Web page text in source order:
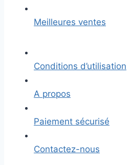
Meilleures ventes
Conditions d’utilisation
A propos
Paiement sécurisé
Contactez-nous